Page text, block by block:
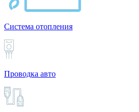
Система отопления
Проводка авто